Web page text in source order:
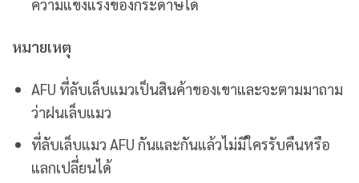
ความแข็งแรงของกระดาษได้
หมายเหตุ
AFU ที่ลับเล็บแมวเป็นสินค้าของเขาและจะตามมาถาม
ว่าฝนเล็บแมว
ที่ลับเล็บแมว AFU กันและกันแล้วไม่มีใครรับคืนหรือ
แลกเปลี่ยนได้